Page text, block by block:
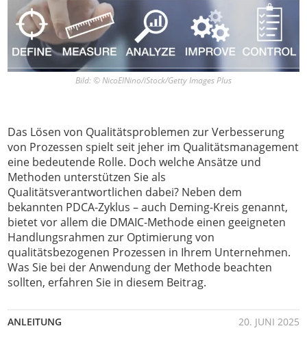
Bild: © NicoElNino/iStock/Getty Images Plus
Das Lösen von Qualitätsproblemen zur Verbesserung
von Prozessen spielt seit jeher im Qualitätsmanagement
eine bedeutende Rolle. Doch welche Ansätze und
Methoden unterstützen Sie als
Qualitätsverantwortlichen dabei? Neben dem
bekannten PDCA-Zyklus – auch Deming-Kreis genannt,
bietet vor allem die DMAIC-Methode einen geeigneten
Handlungsrahmen zur Optimierung von
qualitätsbezogenen Prozessen in Ihrem Unternehmen.
Was Sie bei der Anwendung der Methode beachten
sollten, erfahren Sie in diesem Beitrag.
ANLEITUNG 20. JUNI 2025